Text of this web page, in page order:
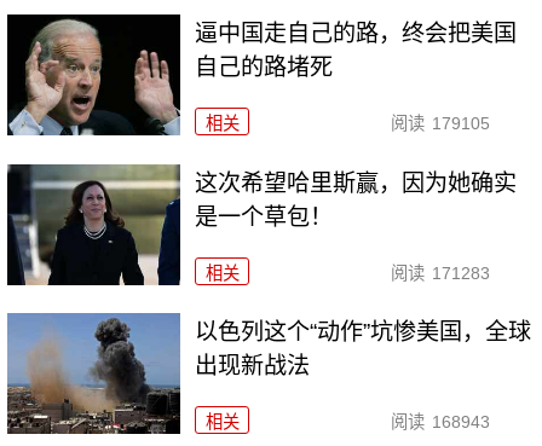
逼中国走自己的路，终会把美国
自己的路堵死
相关 阅读 179105
这次希望哈里斯赢，因为她确实
是一个草包！
相关 阅读 171283
以色列这个“动作”坑惨美国，全球
出现新战法
相关 阅读 168943